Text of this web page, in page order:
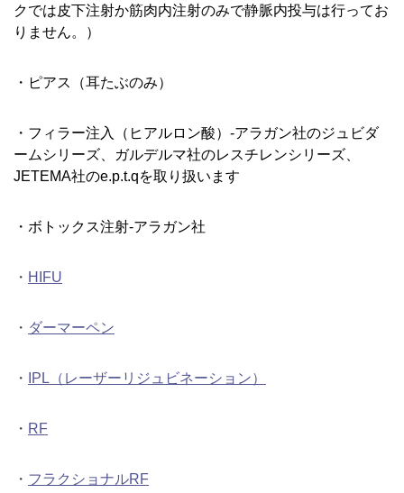
クでは皮下注射か筋肉内注射のみで静脈内投与は行ってお
りません。）
・ピアス（耳たぶのみ）
・フィラー注入（ヒアルロン酸）-アラガン社のジュビダ
ームシリーズ、ガルデルマ社のレスチレンシリーズ、
JETEMA社のe.p.t.qを取り扱います
・ボトックス注射-アラガン社
・ HIFU
・ ダーマーペン
・ IPL（レーザーリジュビネーション）
・ RF
・ フラクショナルRF